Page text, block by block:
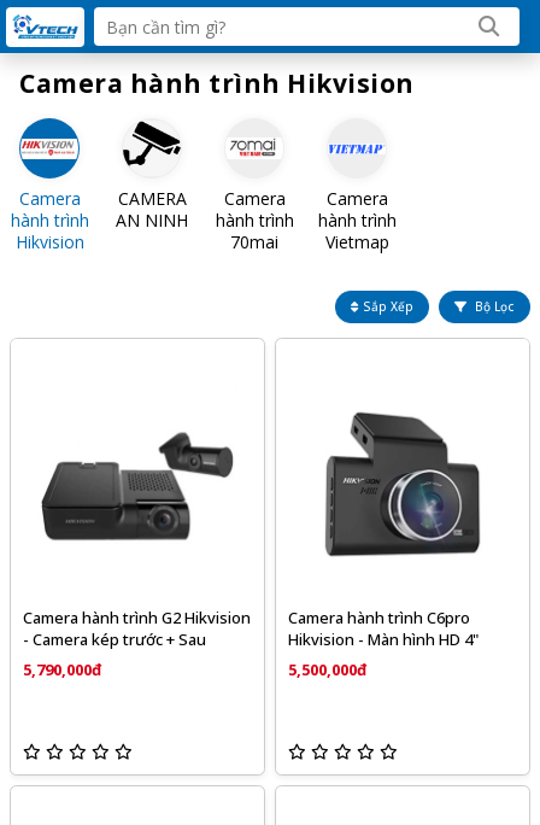
Camera hành trình Hikvision
CAMERA
AN NINH
Camera
hành trình
70mai
Camera
hành trình
Hikvision
Camera
hành trình
Vietmap
Sắp Xếp Bộ Lọc
Camera hành trình G2 Hikvision
- Camera kép trước + Sau
5,790,000đ
Camera hành trình C6pro
Hikvision - Màn hình HD 4"
5,500,000đ